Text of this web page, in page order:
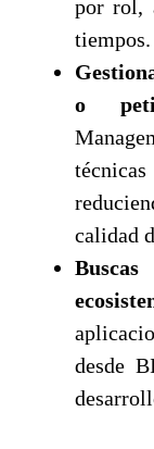
por rol,
tiempos.
o
calidad
desde